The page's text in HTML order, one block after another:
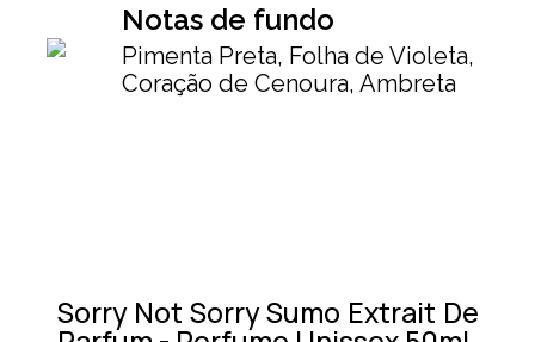
Notas de fundo
Pimenta Preta, Folha de Violeta,
Coração de Cenoura, Ambreta
Sorry Not Sorry Sumo Extrait De